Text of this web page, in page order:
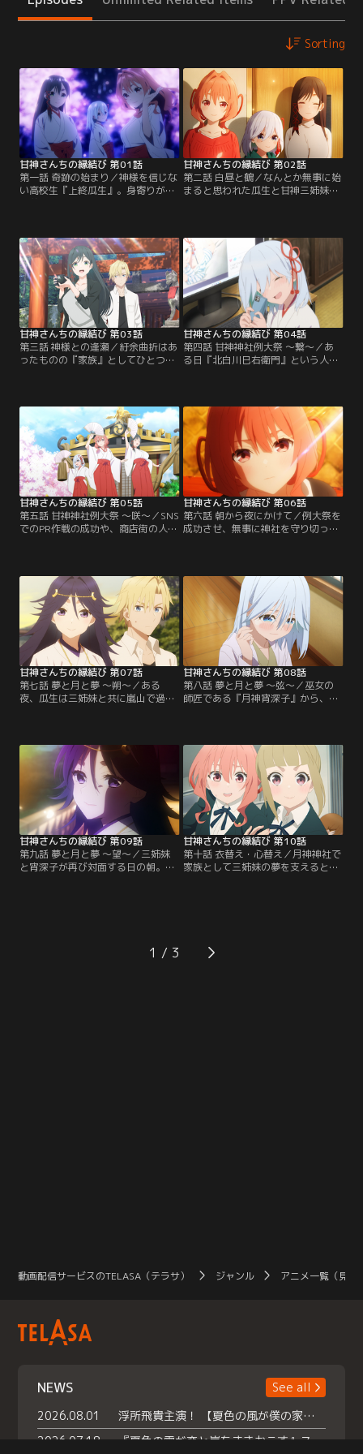
Sorting
甘神さんちの縁結び 第01話
第一話 奇跡の始まり／神様を信じな
い高校生『上終瓜生』。身寄りがな
いて勉強ができると喜ぶが、引き取
り先はなんと神社だった。しかもそ
こには『甘神夜重』『甘神夕奈』
『甘神朝姫』という自分と同年代
で、個性的だが可愛らしい巫女の三
姉妹も暮らしていた。【提供：バン
ダイチャンネル】
甘神さんちの縁結び 第02話
第二話 白昼と鶴／なんとか無事に始
まると思われた瓜生と甘神三姉妹と
なってもらう』と言われて状況は一
変する。将来は医者になるという夢
がある瓜生はもちろん、突然の結婚
話に三姉妹もまた動揺し、困惑す
る。三姉妹は夕奈を中心に、瓜生に
穏便に出ていってもらおうと…。
【提供：バンダイチャンネル】
甘神さんちの縁結び 第03話
第三話 神様との逢瀬／紆余曲折はあ
ったものの『家族』としてひとつ屋
合いをするように』と命じられる。
将来神社を継ぐ気はない瓜生は、お
見合いに乗り気ではなく、また三姉
妹も自分と同じく消極的だろうと予
想するのだが、最初のお見合い相手
である一番年下の朝姫は…。【提
供：バンダイチャンネル】
甘神さんちの縁結び 第04話
第四話 甘神神社例大祭 ～繋～／あ
る日『北白川巳右衛門』という人物
に出すように迫ってくる。なんとし
ても神社を守りたい三姉妹と、彼女
たちの想いを感じた瓜生は『例大祭
で参拝客を5000人集めたら、神社売
却の話を撤回してほしい』と北白川
に申し出る。【提供：バンダイチャ
ンネル】
甘神さんちの縁結び 第05話
第五話 甘神神社例大祭 ～咲～／SNS
でのPR作戦の成功や、商店街の人た
そんな想いに反して参拝客は一向に
増えない。『流石におかしい』と思
う瓜生。その時朝姫からなんと甘神
神社のなりすましアカウントが例大
祭の中止を言いふらしており…。
【提供：バンダイチャンネル】
甘神さんちの縁結び 第06話
第六話 朝から夜にかけて／例大祭を
成功させ、無事に神社を守り切った
たことが忘れられず、まったく集中
ができない状態になってしまう。
『夜重はなぜ自分にキスをしたの
か？』一人悶々と考える瓜生の前に
朝姫が現れる。【提供：バンダイチ
ャンネル】
甘神さんちの縁結び 第07話
第七話 夢と月と夢 ～朔～／ある
夜、瓜生は三姉妹と共に嵐山で過ご
た瓜生は、これ以上勉強に支障が出
ないように、なるべく夢の内容に逆
らおうと決意する。一方、三姉妹
は、例大祭で増えた参拝客に良き対
応をするにはどうしたら良いのかを
相談するため…。【提供：バンダイ
チャンネル】
甘神さんちの縁結び 第08話
第八話 夢と月と夢 ～弦～／巫女の
師匠である『月神宵深子』から、本
葉に精神的ダメージを受けた夕奈を
なんとか励ますことに成功した瓜生
は、このまま嵐山に残っていると、
未来が予知夢の通りになってしまう
と気が付き、そのまま家に帰ろうと
するのだが…。【提供：バンダイチ
ャンネル】
甘神さんちの縁結び 第09話
第九話 夢と月と夢 ～望～／三姉妹
と宵深子が再び対面する日の朝。瓜
た。舞昼は宵深子の様子から、なぜ
彼女がわざわざ自分を呼びだしたの
甘神さんちの縁結び 第10話
第十話 衣替え・心替え／月神神社で
家族として三姉妹の夢を支えると約
いたのはなんと夕奈。夕奈の高校は
今年から共学になり、瓜生はクラス
1
動画配信サービスのTELASA（テラサ） ジャンル アニメ一覧（見放
NEWS
See all
2026.08.01
浮所飛貴主演！ 【夏色の風が僕の家にやってきた】 本日よりテラサで独占配信スタート！
2026.07.18
『夏色の雲が恋と嵐をまきおこす』スペシャルメイキング 【Part1】2026年７月18日（土）23時30分～配信スタート！話題のシーンの裏側を大公開！豪華キャスト大集合！ 『武宮家 真夏の家族会議』開催！